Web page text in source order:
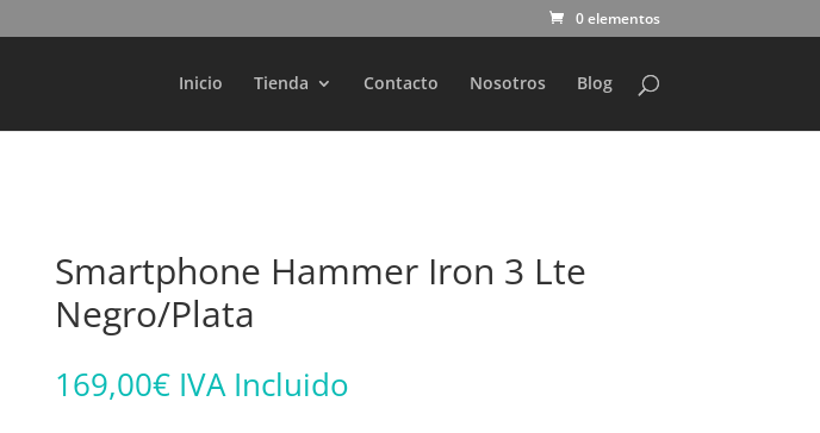
0 elementos
Inicio Tienda Contacto Nosotros Blog
Búsqueda
productos
Smartphone Hammer Iron 3 Lte
Negro/Plata
169,00€ IVA Incluido